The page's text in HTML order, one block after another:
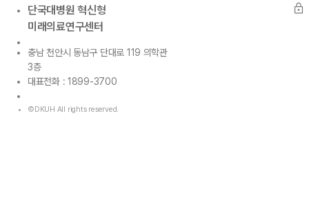
단국대병원 혁신형
미래의료연구센터
충남 천안시 동남구 단대로 119 의학관
3층
대표전화 : 1899-3700
©DKUH All rights reserved.
lock